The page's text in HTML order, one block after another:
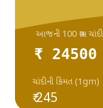
₹ 24500
₹ 245
ચાંદીની કિંમત (1gm)
આજની 100 ગ્રામ